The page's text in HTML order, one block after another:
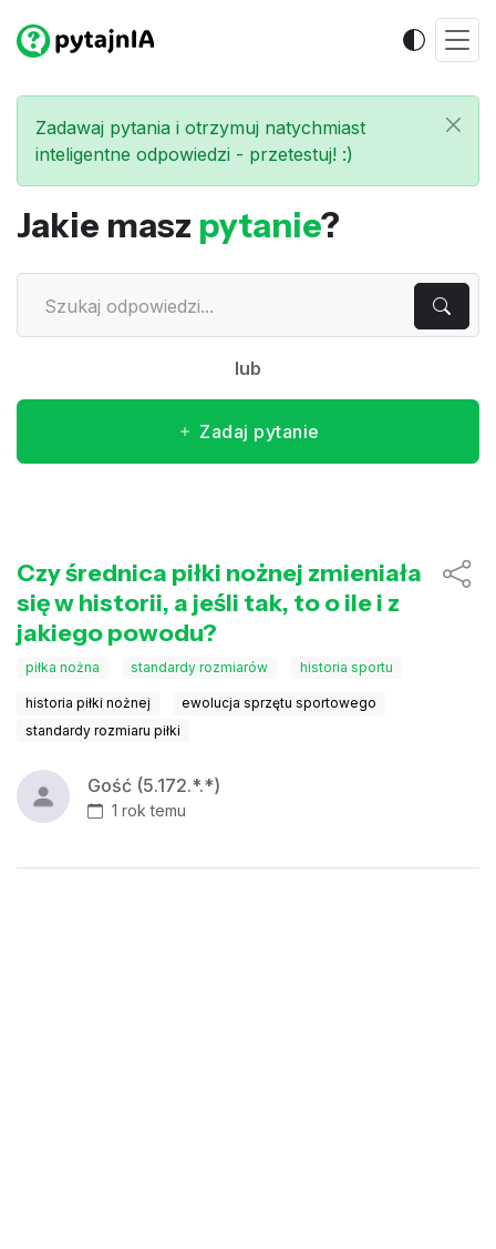
Zadawaj pytania i otrzymuj natychmiast
inteligentne odpowiedzi - przetestuj! :)
Jakie masz pytanie?
lub
Zadaj pytanie
Czy średnica piłki nożnej zmieniała
się w historii, a jeśli tak, to o ile i z
jakiego powodu?
piłka nożna standardy rozmiarów historia sportu
historia piłki nożnej
ewolucja sprzętu sportowego
standardy rozmiaru piłki
Gość (5.172.*.*)
1 rok temu